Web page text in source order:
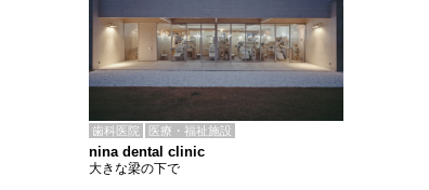
歯科医院 医療・福祉施設
nina dental clinic
大きな梁の下で